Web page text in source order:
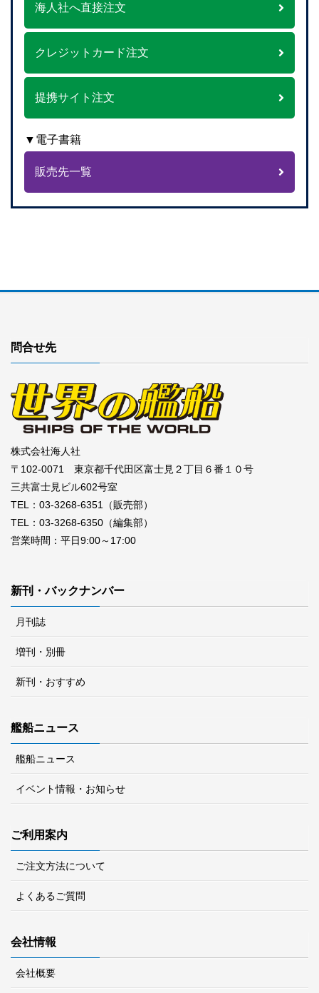
海人社へ直接注文
クレジットカード注文
提携サイト注文
▼電子書籍
販売先一覧
問合せ先
株式会社海人社
〒102-0071 東京都千代田区富士見２丁目６番１０号
三共富士見ビル602号室
TEL：03-3268-6351（販売部）
TEL：03-3268-6350（編集部）
営業時間：平日9:00～17:00
新刊・バックナンバー
月刊誌
増刊・別冊
新刊・おすすめ
艦船ニュース
艦船ニュース
イベント情報・お知らせ
ご利用案内
ご注文方法について
よくあるご質問
会社情報
会社概要